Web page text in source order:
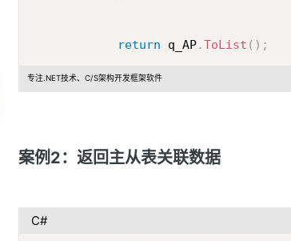
return q_AP.ToList ( ) ;
专注.NET技术、C/S架构开发框架软件
案例2：返回主从表关联数据
C#